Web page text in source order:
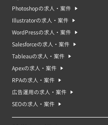
Photoshopの求人・案件
Illustratorの求人・案件
WordPressの求人・案件
Salesforceの求人・案件
Tableauの求人・案件
Apexの求人・案件
RPAの求人・案件
広告運用の求人・案件
SEOの求人・案件